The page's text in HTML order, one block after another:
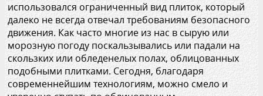
использовался ограниченный вид плиток, который
далеко не всегда отвечал требованиям безопасного
движения. Как часто многие из нас в сырую или
морозную погоду поскальзывались или падали на
скользких или обледенелых полах, облицованных
подобными плитками. Сегодня, благодаря
современнейшим технологиям, можно смело и